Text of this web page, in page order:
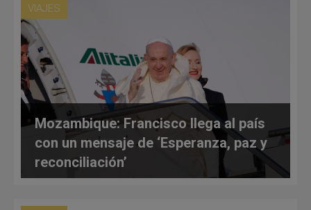
VIAJES
Mozambique: Francisco llega al país
con un mensaje de ‘Esperanza, paz y
reconciliación’